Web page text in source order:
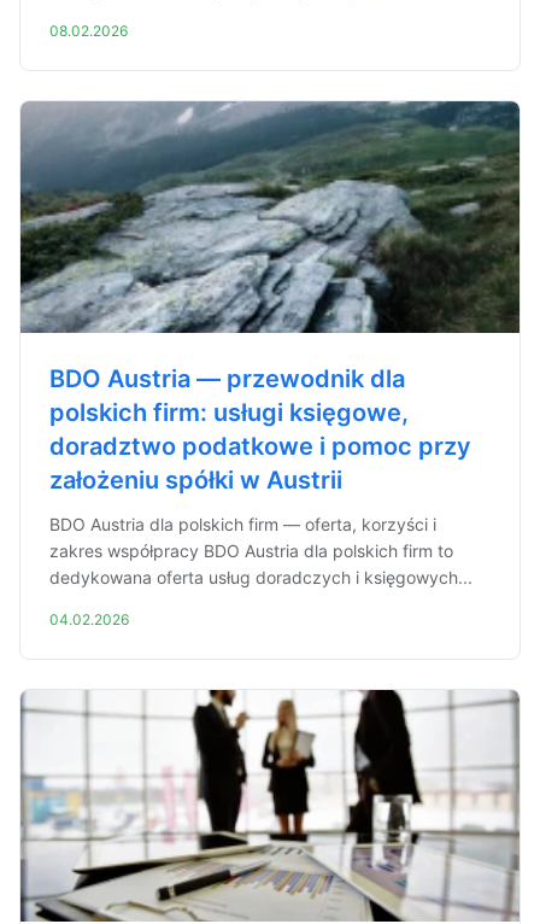
08.02.2026
BDO Austria — przewodnik dla
polskich firm: usługi księgowe,
doradztwo podatkowe i pomoc przy
założeniu spółki w Austrii
BDO Austria dla polskich firm — oferta, korzyści i
zakres współpracy BDO Austria dla polskich firm to
dedykowana oferta usług doradczych i księgowych...
04.02.2026